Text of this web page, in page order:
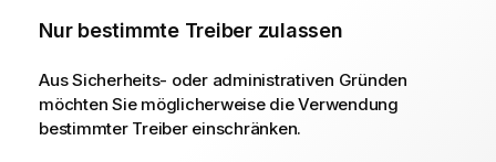
Nur bestimmte Treiber zulassen
Aus Sicherheits- oder administrativen Gründen
möchten Sie möglicherweise die Verwendung
bestimmter Treiber einschränken.